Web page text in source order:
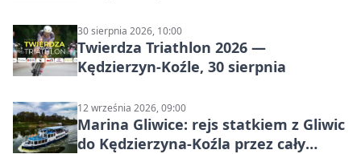
30 sierpnia 2026, 10:00
Twierdza Triathlon 2026 —
Kędzierzyn-Koźle, 30 sierpnia
12 września 2026, 09:00
Marina Gliwice: rejs statkiem z Gliwic
do Kędzierzyna-Koźla przez cały